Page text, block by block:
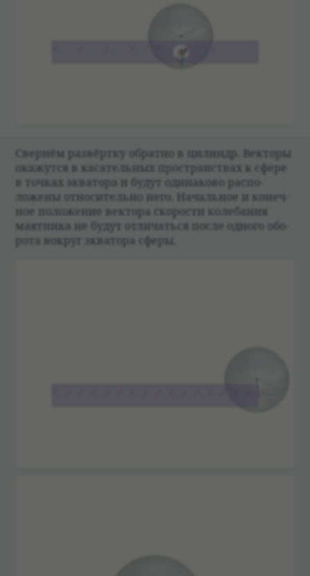
Свер­нём раз­вёртку обратно в цилиндр. Век­торы
окажутся в каса­тель­ных про­стран­ствах к сфере
в точ­ках эква­тора и будут оди­на­ково рас­по­
ложены отно­си­тельно него. Началь­ное и конеч­
ное положе­ние век­тора ско­ро­сти коле­ба­ния
маят­ника не будут отли­чаться после одного обо­
рота вокруг эква­тора сферы.